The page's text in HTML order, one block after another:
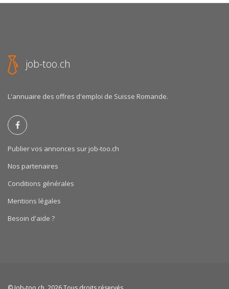
job-too.ch
L'annuaire des offres d'emploi de Suisse Romande.
Publier vos annonces sur job-too.ch
Nos partenaires
Conditions générales
Mentions légales
Besoin d'aide ?